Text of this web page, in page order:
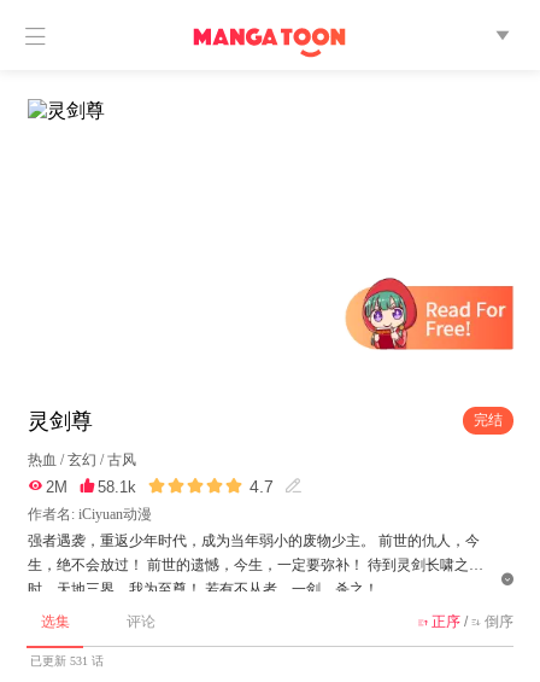
 
灵剑尊 完结
热血 /玄幻 /古风
 2M 58.1k  4.7 
作者名: iCiyuan动漫
强者遇袭，重返少年时代，成为当年弱小的废物少主。 前世的仇人，今
生，绝不会放过！ 前世的遗憾，今生，一定要弥补！ 待到灵剑长啸之
时，天地三界，我为至尊！ 若有不从者，一剑，杀之！
表MangaToon所持立场。

选集 评论  正序/  倒序
已更新 531 话